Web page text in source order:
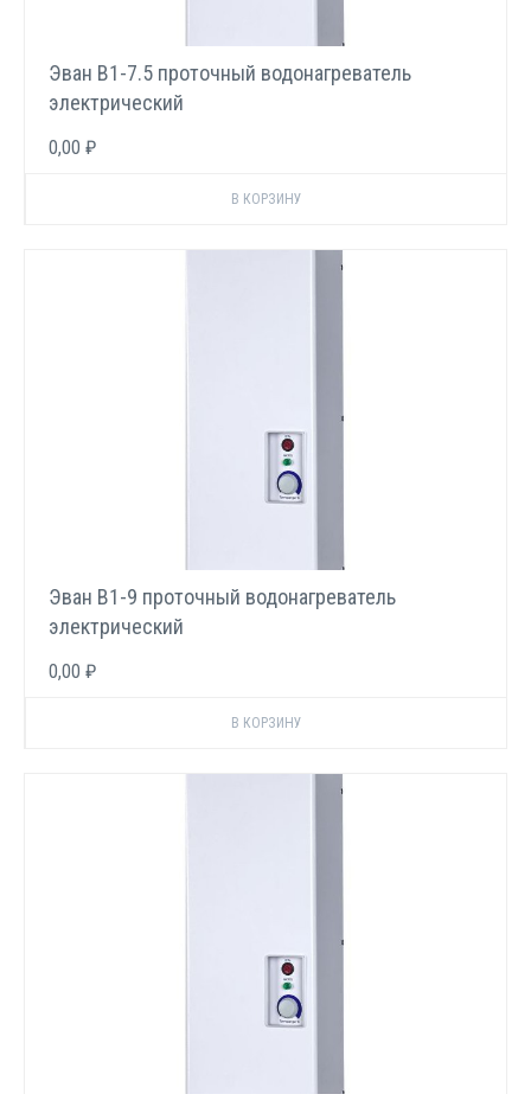
Эван В1-7.5 проточный водонагреватель
электрический
0,00 ₽
Эван В1-9 проточный водонагреватель
электрический
0,00 ₽